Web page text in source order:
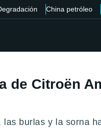
China petróleo
de Citroën
burlas y la sorna